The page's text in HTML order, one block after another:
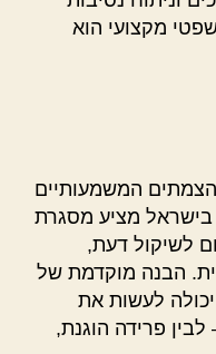
מקצועי הוא
המשמעותיים
בישראל מציע מסגרת
לשיקול דעת,
הבנה מוקדמת של
יכולה לעשות את
פרידה הוגנת,